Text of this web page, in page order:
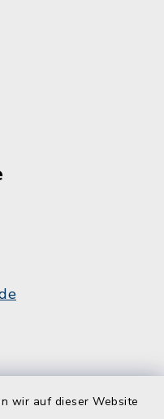
wir auf dieser Website